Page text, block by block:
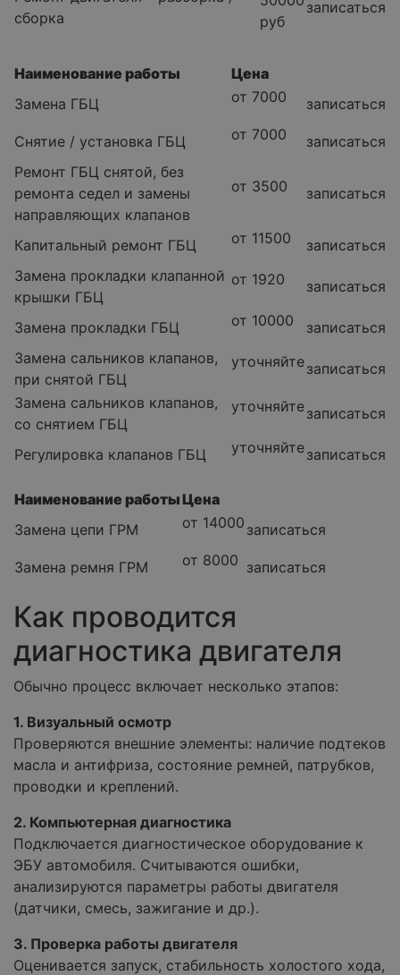
сборка
руб
записаться
Наименование работы
Цена
Замена ГБЦ
от 7000 записаться
Снятие / установка ГБЦ от 7000
записаться
Ремонт ГБЦ снятой, без
ремонта седел и замены
направляющих клапанов
от 3500 записаться
Капитальный ремонт ГБЦ от 11500
записаться
Замена прокладки клапанной
крышки ГБЦ
от 1920 записаться
Замена прокладки ГБЦ от 10000
записаться
Замена сальников клапанов,
при снятой ГБЦ
уточняйтезаписаться
Замена сальников клапанов,
со снятием ГБЦ
уточняйтезаписаться
Регулировка клапанов ГБЦ уточняйтезаписаться
Наименование работыЦена
Замена цепи ГРМ
от 14000 записаться
Замена ремня ГРМ от 8000 записаться
Как проводится
диагностика двигателя
Обычно процесс включает несколько этапов:
1. Визуальный осмотр
Проверяются внешние элементы: наличие подтеков
масла и антифриза, состояние ремней, патрубков,
проводки и креплений.
2. Компьютерная диагностика
Подключается диагностическое оборудование к
ЭБУ автомобиля. Считываются ошибки,
анализируются параметры работы двигателя
(датчики, смесь, зажигание и др.).
3. Проверка работы двигателя
Оценивается запуск, стабильность холостого хода,